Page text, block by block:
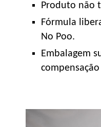
Produto não
Fórmula
No Poo.
Embalagem